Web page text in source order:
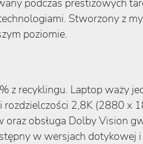
Stworzony z
poziomie.
z recyklingu. Laptop waży
2,8K (2880 x
obsługa Dolby Vision
w wersjach dotykowej